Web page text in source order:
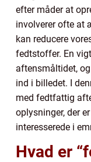
efter måder at
involverer ofte at
kan reducere
fedtstoffer. En
aftensmåltidet,
ind i billedet. I
med fedtfattig
oplysninger, der
interesserede i
Hvad er